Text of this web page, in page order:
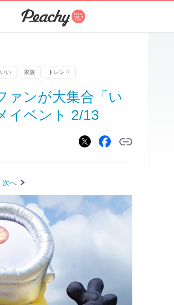
い 家族 トレンド
ァンが大集合「い
イベント 2/13
次へ